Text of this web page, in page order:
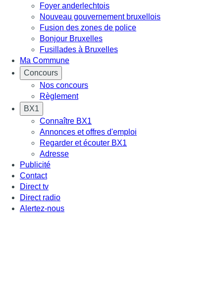
Foyer anderlechtois
Nouveau gouvernement bruxellois
Fusion des zones de police
Bonjour Bruxelles
Fusillades à Bruxelles
Ma Commune
Concours
Nos concours
Règlement
BX1
Connaître BX1
Annonces et offres d'emploi
Regarder et écouter BX1
Adresse
Publicité
Contact
Direct tv
Direct radio
Alertez-nous